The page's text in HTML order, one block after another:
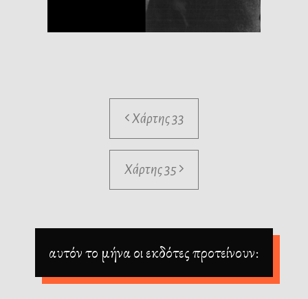
Χάρτης 33
Χάρτης 35
αυτόν το μήνα οι εκδότες προτείνουν: